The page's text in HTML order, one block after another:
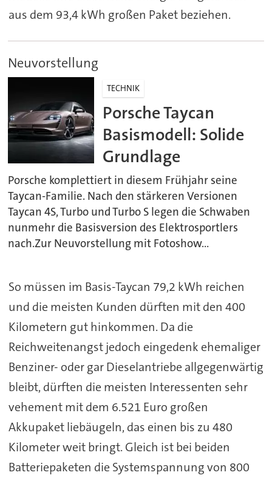
aus dem 93,4 kWh großen Paket beziehen.
Neuvorstellung
TECHNIK
Porsche Taycan
Basismodell: Solide
Grundlage
Porsche komplettiert in diesem Frühjahr seine
Taycan-Familie. Nach den stärkeren Versionen
Taycan 4S, Turbo und Turbo S legen die Schwaben
nunmehr die Basisversion des Elektrosportlers
nach.Zur Neuvorstellung mit Fotoshow...
So müssen im Basis-Taycan 79,2 kWh reichen
und die meisten Kunden dürften mit den 400
Kilometern gut hinkommen. Da die
Reichweitenangst jedoch eingedenk ehemaliger
Benziner- oder gar Dieselantriebe allgegenwärtig
bleibt, dürften die meisten Interessenten sehr
vehement mit dem 6.521 Euro großen
Akkupaket liebäugeln, das einen bis zu 480
Kilometer weit bringt. Gleich ist bei beiden
Batteriepaketen die Systemspannung von 800